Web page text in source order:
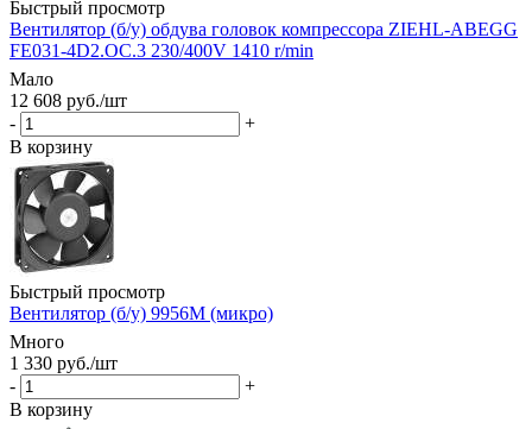
Быстрый просмотр
Вентилятор (б/у) обдува головок компрессора ZIEHL-ABEGG
FE031-4D2.OC.3 230/400V 1410 r/min
Мало
12 608 руб./шт
-
+
В корзину
Быстрый просмотр
Вентилятор (б/у) 9956М (микро)
Много
1 330 руб./шт
-
+
В корзину